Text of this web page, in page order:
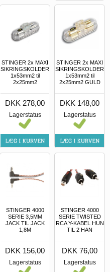
STINGER 2x MAXI
SIKRINGSKOLDER
1x53mm2 til
2x25mm2
DKK 278,00
Lagerstatus
STINGER 2x MAXI
SIKRINGSKOLDER
1x53mm2 til
2x25mm2 GULD
DKK 148,00
Lagerstatus
STINGER 4000
SERIE 3,5MM
JACK TIL JACK
1,8M
DKK 156,00
Lagerstatus
STINGER 4000
SERIE TWISTED
RCA Y-KABEL HUN
TIL 2 HAN
DKK 76,00
Lagerstatus